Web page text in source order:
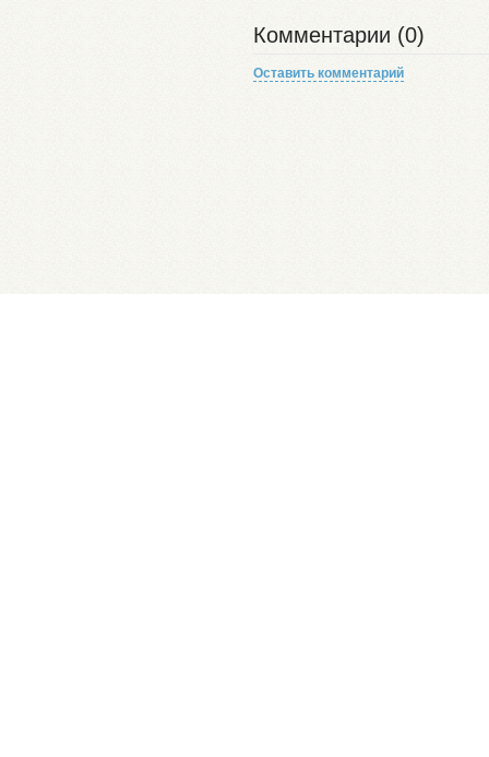
Комментарии (0)
Оставить комментарий